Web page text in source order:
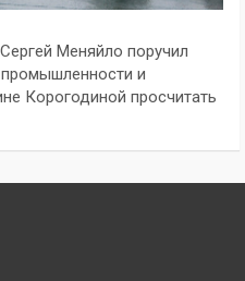
Меняйло поручил
и
Корогодиной просчитать